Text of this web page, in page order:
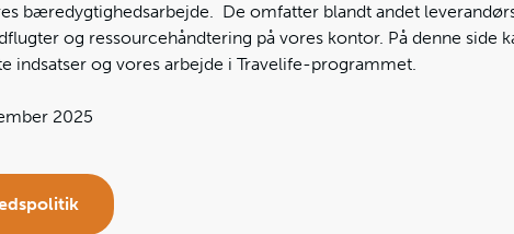
bæredygtighedsarbejde. De omfatter blandt andet
og ressourcehåndtering på vores kontor. På denne side
indsatser og vores arbejde i Travelife-programmet.
2025